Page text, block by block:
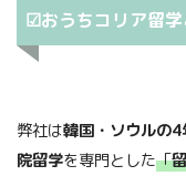
☑おうちコリア留
弊社は韓国・ソウルの4
院留学を専門とした「